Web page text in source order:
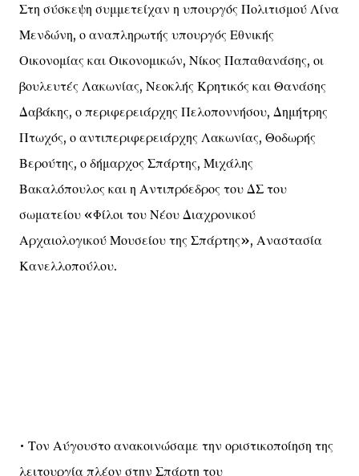
Στη σύσκεψη συμμετείχαν η υπουργός Πολιτισμού Λίνα
Μενδώνη, ο αναπληρωτής υπουργός Εθνικής
Οικονομίας και Οικονομικών, Νίκος Παπαθανάσης, οι
βουλευτές Λακωνίας, Νεοκλής Κρητικός και Θανάσης
Δαβάκης, ο περιφερειάρχης Πελοποννήσου, Δημήτρης
Πτωχός, ο αντιπεριφερειάρχης Λακωνίας, Θοδωρής
Βερούτης, ο δήμαρχος Σπάρτης, Μιχάλης
Βακαλόπουλος και η Αντιπρόεδρος του ΔΣ του
σωματείου «Φίλοι του Νέου Διαχρονικού
Αρχαιολογικού Μουσείου της Σπάρτης», Αναστασία
Κανελλοπούλου.
• Τον Αύγουστο ανακοινώσαμε την οριστικοποίηση της
λειτουργία πλέον στην Σπάρτη του